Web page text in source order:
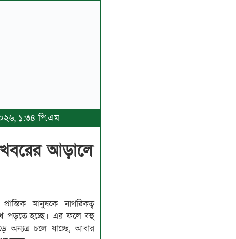
১:৩৪ পি.এম
আড়ালে
মানুষকে নাগরিকত্ব
পড়তে হচ্ছে। এর ফলে বহু
অন্যত্র চলে যাচ্ছে, আবার